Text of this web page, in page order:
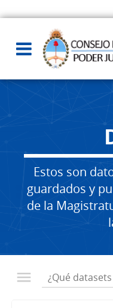
Estos son
guardados y
de la